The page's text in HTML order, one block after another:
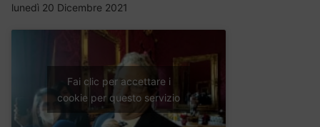
lunedì 20 Dicembre 2021
Fai clic per accettare i
cookie per questo servizio